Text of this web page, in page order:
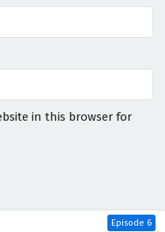
in this browser for
Episode 6